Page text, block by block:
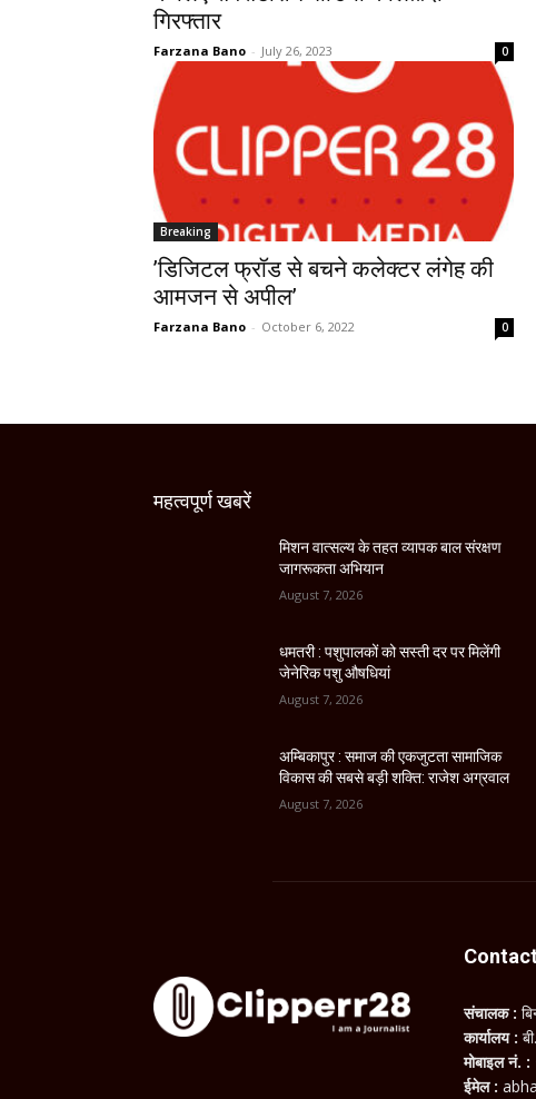
गिरफ्तार
Farzana Bano - July 26, 2023 0
Breaking
’डिजिटल फ्रॉड से बचने कलेक्टर लंगेह की
आमजन से अपील’
Farzana Bano - October 6, 2022 0
महत्वपूर्ण खबरें
मिशन वात्सल्य के तहत व्यापक बाल संरक्षण
जागरूकता अभियान
August 7, 2026
धमतरी : पशुपालकों को सस्ती दर पर मिलेंगी
जेनेरिक पशु औषधियां
August 7, 2026
अम्बिकापुर : समाज की एकजुटता सामाजिक
विकास की सबसे बड़ी शक्ति: राजेश अग्रवाल
August 7, 2026
संचालक :
कार्यालय :
मोबाइल नं. :
ईमेल :